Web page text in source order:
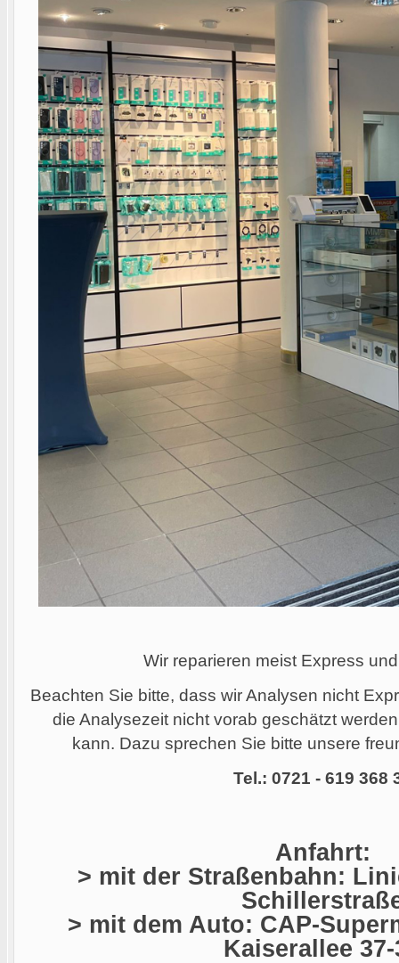
Wir reparieren meist Express
Beachten Sie bitte, dass wir Analysen nicht
die Analysezeit nicht vorab geschätzt
kann. Dazu sprechen Sie bitte unsere
Tel.: 0721 - 619 368
Anfahrt:
> mit der Straßenbahn:
> mit dem Auto: CAP-
Kaiserallee 37-